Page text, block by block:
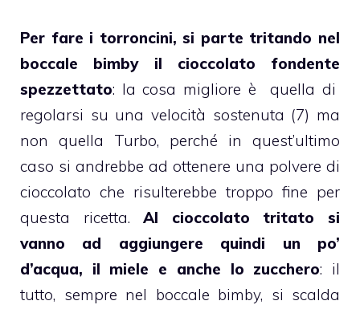
Per fare i torroncini, si parte tritando nel
boccale bimbyil cioccolato fondente
spezzettato: la cosa migliore è quella di
regolarsi su una velocità sostenuta (7) ma
non quella Turbo, perché in quest’ultimo
caso si andrebbe ad ottenere una polvere di
cioccolato che risulterebbe troppo fine per
questa ricetta.Al cioccolato tritato si
vanno ad aggiungere quindi un po’
d’acqua, il miele e anche lo zucchero: il
tutto, sempre nel boccale bimby, si scalda